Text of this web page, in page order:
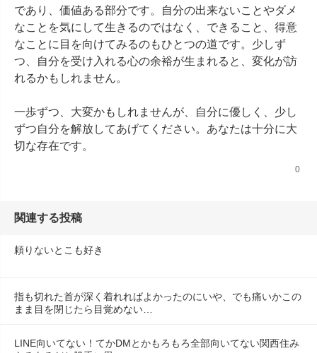
であり、価値ある部分です。自分の出来ないことやダメ
なことを気にして生きるのではなく、できること、得意
なことに目を向けてみるのもひとつの道です。少しず
つ、自分を受け入れる心の余裕が生まれると、変化が訪
れるかもしれません。
一歩ずつ、大変かもしれませんが、自分に優しく、少し
ずつ自分を解放してあげてください。あなたは十分に大
切な存在です。
0
関連する投稿
頼りないとこも好き
指も切れた首が深く着れればよかったのにいや、でも痛いかこの
まま目を閉じたら目覚めない…
LINE向いてない！てかDMとかもろもろ全部向いてない関西住み